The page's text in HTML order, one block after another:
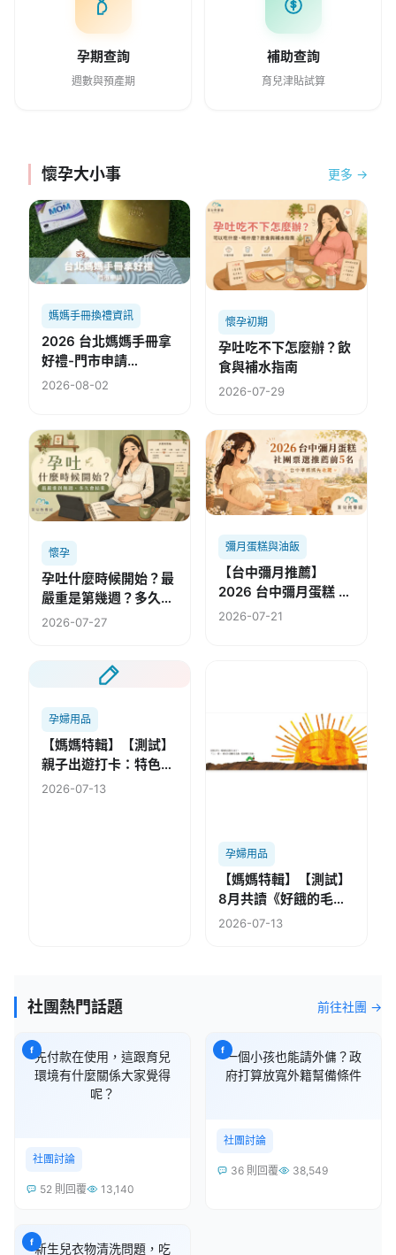
孕期查詢
週數與預產期
補助查詢
育兒津貼試算
懷孕大小事 更多 →
媽媽手冊換禮資訊
2026 台北媽媽手冊拿
好禮-門市申請
(115.08.02修)
2026-08-02
懷孕初期
孕吐吃不下怎麼辦？飲
食與補水指南
2026-07-29
懷孕
孕吐什麼時候開始？最
嚴重是第幾週？多久會
結束？
2026-07-27
彌月蛋糕與油飯
【台中彌月推薦】
2026 台中彌月蛋糕 社
團票選推薦前5名
2026-07-21
孕婦用品
【媽媽特輯】【測試】
親子出遊打卡：特色公
園
2026-07-13
孕婦用品
【媽媽特輯】【測試】
8月共讀《好餓的毛毛
蟲》
2026-07-13
社團熱門話題 前往社團 →
f先付款在使用，這跟育兒
環境有什麼關係大家覺得
呢？
社團討論
52 則回覆 13,140
f一個小孩也能請外傭？政
府打算放寬外籍幫備條件
社團討論
36 則回覆 38,549
f新生兒衣物清洗問題，吃